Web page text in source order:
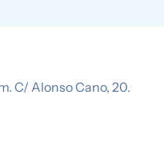
C/ Alonso Cano, 20.